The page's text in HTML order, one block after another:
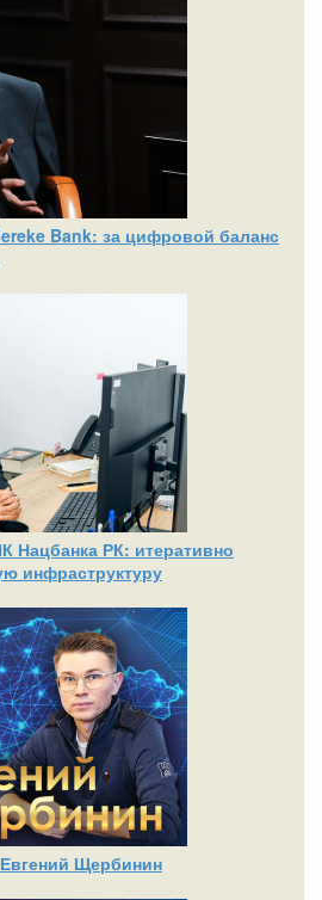
Bank: за цифровой баланс
Нацбанка РК: итеративно
инфраструктуру
Щербинин